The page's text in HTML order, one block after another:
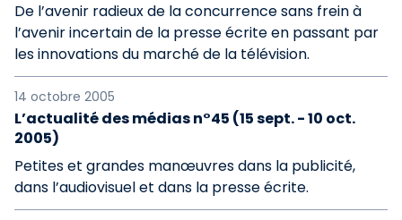
De l’avenir radieux de la concurrence sans frein à
l’avenir incertain de la presse écrite en passant par
les innovations du marché de la télévision.
14 octobre 2005
L’actualité des médias n°45 (15 sept. - 10 oct.
2005)
Petites et grandes manœuvres dans la publicité,
dans l’audiovisuel et dans la presse écrite.